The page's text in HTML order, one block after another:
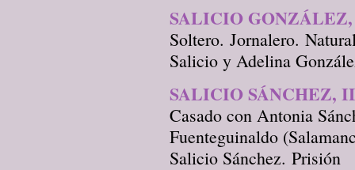
SALICIO
Soltero. Jornalero.
Salicio y Adelina
SALICIO SÁNCHEZ,
Casado con Antonia
Fuenteguinaldo
Salicio Sánchez. Prisión